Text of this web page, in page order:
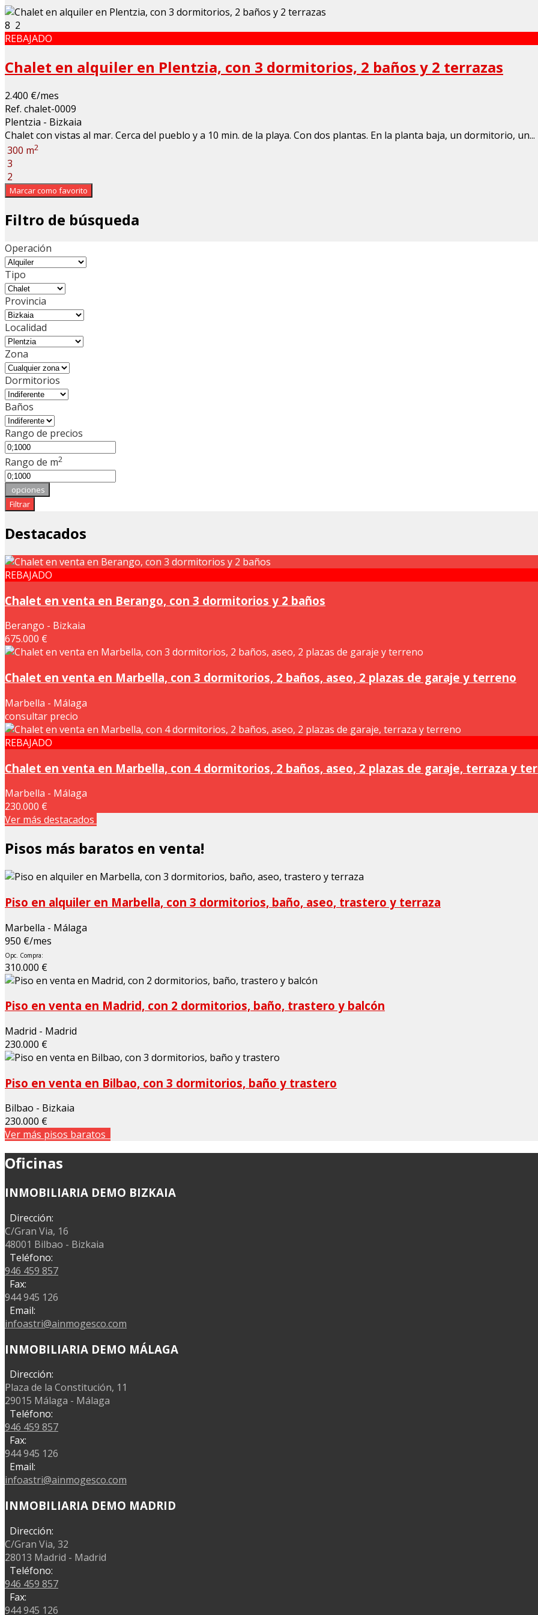
8 2
REBAJADO
Chalet en alquiler en Plentzia, con 3 dormitorios, 2 baños y 2 terrazas
2.400 €/mes
Ref. chalet-0009
Plentzia - Bizkaia
Chalet con vistas al mar. Cerca del pueblo y a 10 min. de la playa. Con dos plantas. En la planta baja, un dormitorio, un...
300 m2
3
2
Marcar como favorito
Filtro de búsqueda
Operación
Tipo
Provincia
Localidad
Zona
Dormitorios
Baños
Rango de precios
Rango de m2
opciones
Filtrar
Destacados
REBAJADO
Chalet en venta en Berango, con 3 dormitorios y 2 baños
Berango - Bizkaia
675.000 €
Chalet en venta en Marbella, con 3 dormitorios, 2 baños, aseo, 2 plazas de garaje y terreno
Marbella - Málaga
consultar precio
REBAJADO
Chalet en venta en Marbella, con 4 dormitorios, 2 baños, aseo, 2 plazas de garaje, terraza y
Marbella - Málaga
230.000 €
Ver más destacados
Pisos más baratos en venta!
Piso en alquiler en Marbella, con 3 dormitorios, baño, aseo, trastero y terraza
Marbella - Málaga
950 €/mes
Opc. Compra:
310.000 €
Piso en venta en Madrid, con 2 dormitorios, baño, trastero y balcón
Madrid - Madrid
230.000 €
Piso en venta en Bilbao, con 3 dormitorios, baño y trastero
Bilbao - Bizkaia
230.000 €
Ver más pisos baratos
Oficinas
INMOBILIARIA DEMO BIZKAIA
Dirección:
C/Gran Via, 16
48001 Bilbao - Bizkaia
Teléfono:
946 459 857
Fax:
944 945 126
Email:
infoastri@ainmogesco.com
INMOBILIARIA DEMO MÁLAGA
Dirección:
Plaza de la Constitución, 11
29015 Málaga - Málaga
Teléfono:
946 459 857
Fax:
944 945 126
Email:
infoastri@ainmogesco.com
INMOBILIARIA DEMO MADRID
Dirección:
C/Gran Via, 32
28013 Madrid - Madrid
Teléfono:
946 459 857
Fax:
944 945 126